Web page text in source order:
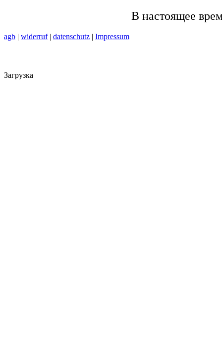
В настоящее
agb | widerruf| datenschutz | Impressum
Загрузка